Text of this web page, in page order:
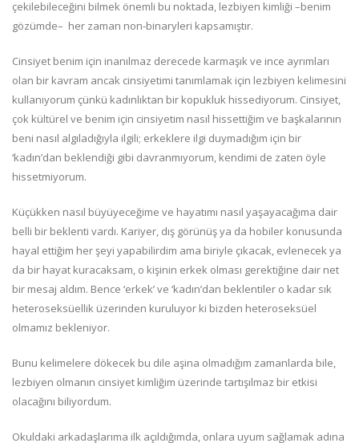
çekilebileceğini bilmek önemli bu noktada, lezbiyen kimliği –benim
gözümde– her zaman non-binaryleri kapsamıştır.
Cinsiyet benim için inanılmaz derecede karmaşık ve ince ayrımları
olan bir kavram ancak cinsiyetimi tanımlamak için lezbiyen kelimesini
kullanıyorum çünkü kadınlıktan bir kopukluk hissediyorum. Cinsiyet,
çok kültürel ve benim için cinsiyetim nasıl hissettiğim ve başkalarının
beni nasıl algıladığıyla ilgili; erkeklere ilgi duymadığım için bir
‘kadın’dan beklendiği gibi davranmıyorum, kendimi de zaten öyle
hissetmiyorum.
Küçükken nasıl büyüyeceğime ve hayatımı nasıl yaşayacağıma dair
belli bir beklenti vardı. Kariyer, dış görünüş ya da hobiler konusunda
hayal ettiğim her şeyi yapabilirdim ama biriyle çıkacak, evlenecek ya
da bir hayat kuracaksam, o kişinin erkek olması gerektiğine dair net
bir mesaj aldım. Bence ‘erkek’ ve ‘kadın’dan beklentiler o kadar sık
heteroseksüellik üzerinden kuruluyor ki bizden heteroseksüel
olmamız bekleniyor.
Bunu kelimelere dökecek bu dile aşina olmadığım zamanlarda bile,
lezbiyen olmanın cinsiyet kimliğim üzerinde tartışılmaz bir etkisi
olacağını biliyordum.
Okuldaki arkadaşlarıma ilk açıldığımda, onlara uyum sağlamak adına